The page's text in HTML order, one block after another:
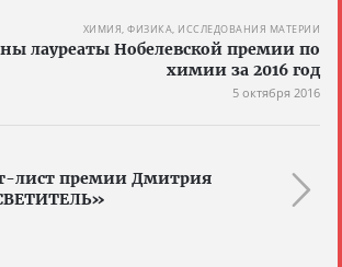
ХИМИЯ, ФИЗИКА, ИССЛЕДОВАНИЯ МАТЕРИИ
лауреаты Нобелевской премии по
химии за 2016 год
5 октября 2016
лист премии Дмитрия